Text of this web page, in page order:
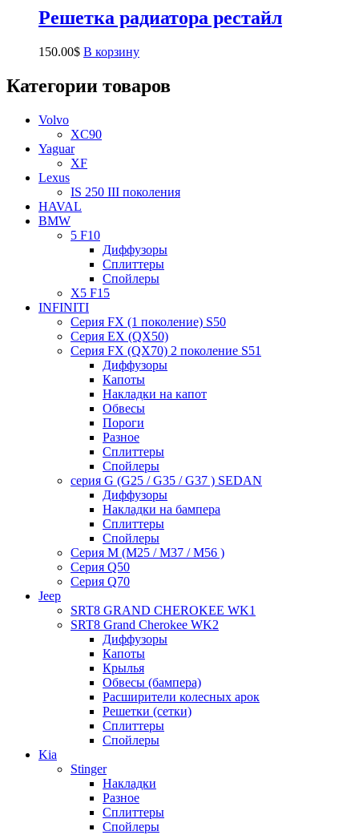
Решетка радиатора рестайл
150.00$ В корзину
Категории товаров
Volvo
XC90
Yaguar
XF
Lexus
IS 250 III поколения
HAVAL
BMW
5 F10
Диффузоры
Сплиттеры
Спойлеры
X5 F15
INFINITI
Серия FX (1 поколение) S50
Серия EX (QX50)
Серия FX (QX70) 2 поколение S51
Диффузоры
Капоты
Накладки на капот
Обвесы
Пороги
Разное
Сплиттеры
Спойлеры
серия G (G25 / G35 / G37 ) SEDAN
Диффузоры
Накладки на бампера
Сплиттеры
Спойлеры
Серия M (M25 / M37 / M56 )
Серия Q50
Серия Q70
Jeep
SRT8 GRAND CHEROKEE WK1
SRT8 Grand Cherokee WK2
Диффузоры
Капоты
Крылья
Обвесы (бампера)
Расширители колесных арок
Решетки (сетки)
Сплиттеры
Спойлеры
Kia
Stinger
Накладки
Разное
Сплиттеры
Спойлеры